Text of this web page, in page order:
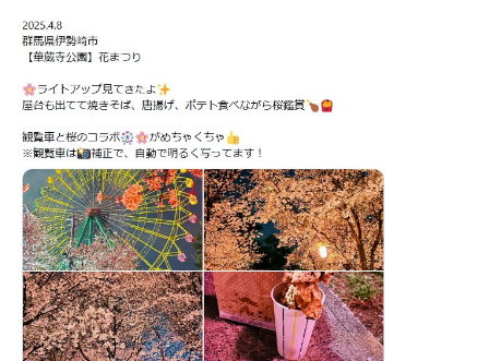
日岡山公園の桜(花見)2026の屋台・出
店はいつまで?ライトアップ情報も!
悠久山公園桜祭り2026の屋台や出店
は?ライトアップや駐車場情報も!